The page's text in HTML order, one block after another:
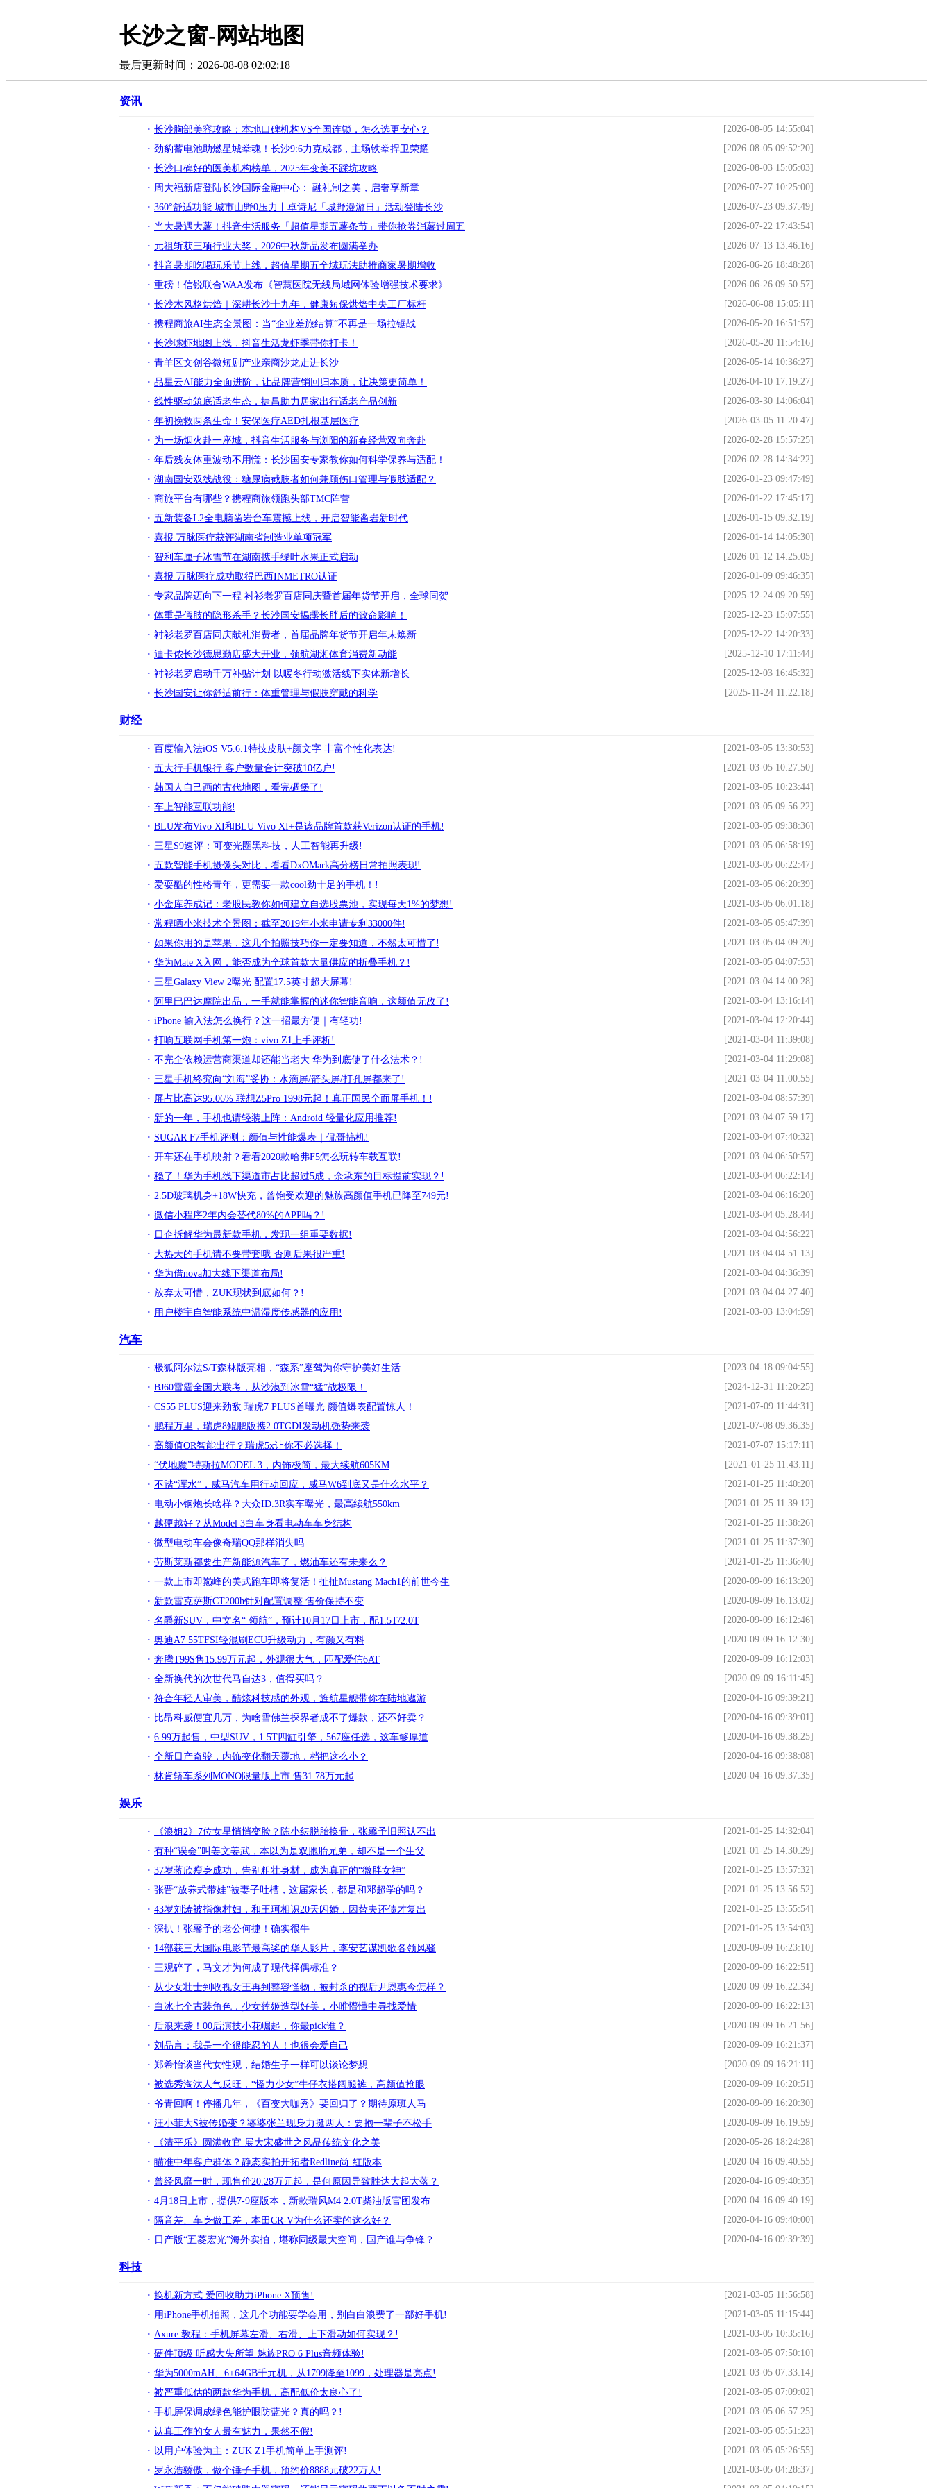
长沙之窗-网站地图
最后更新时间：2026-08-08 02:02:18
资讯
长沙胸部美容攻略：本地口碑机构VS全国连锁，怎么选更安心？
[2026-08-05 14:55:04]
劲豹蓄电池助燃星城拳魂！长沙9:6力克成都，主场铁拳捍卫荣耀
[2026-08-05 09:52:20]
长沙口碑好的医美机构榜单，2025年变美不踩坑攻略
[2026-08-03 15:05:03]
周大福新店登陆长沙国际金融中心： 融礼制之美，启奢享新章
[2026-07-27 10:25:00]
360°舒适功能 城市山野0压力丨卓诗尼「城野漫游日」活动登陆长沙
[2026-07-23 09:37:49]
当大暑遇大薯！抖音生活服务「超值星期五薯条节」带你抢券消薯过周五
[2026-07-22 17:43:54]
元祖斩获三项行业大奖，2026中秋新品发布圆满举办
[2026-07-13 13:46:16]
抖音暑期吃喝玩乐节上线，超值星期五全域玩法助推商家暑期增收
[2026-06-26 18:48:28]
重磅！信锐联合WAA发布《智慧医院无线局域网体验增强技术要求》
[2026-06-26 09:50:57]
长沙木风格烘焙｜深耕长沙十九年，健康短保烘焙中央工厂标杆
[2026-06-08 15:05:11]
携程商旅AI生态全景图：当“企业差旅结算”不再是一场拉锯战
[2026-05-20 16:51:57]
长沙嗦虾地图上线，抖音生活龙虾季带你打卡！
[2026-05-20 11:54:16]
青羊区文创谷微短剧产业亲商沙龙走进长沙
[2026-05-14 10:36:27]
品星云AI能力全面进阶，让品牌营销回归本质，让决策更简单！
[2026-04-10 17:19:27]
线性驱动筑底适老生态，捷昌助力居家出行适老产品创新
[2026-03-30 14:06:04]
年初挽救两条生命！安保医疗AED扎根基层医疗
[2026-03-05 11:20:47]
为一场烟火赴一座城，抖音生活服务与浏阳的新春经营双向奔赴
[2026-02-28 15:57:25]
年后残友体重波动不用慌：长沙国安专家教你如何科学保养与适配！
[2026-02-28 14:34:22]
湖南国安双线战役：糖尿病截肢者如何兼顾伤口管理与假肢适配？
[2026-01-23 09:47:49]
商旅平台有哪些？携程商旅领跑头部TMC阵营
[2026-01-22 17:45:17]
五新装备L2全电脑凿岩台车震撼上线，开启智能凿岩新时代
[2026-01-15 09:32:19]
喜报 万脉医疗获评湖南省制造业单项冠军
[2026-01-14 14:05:30]
智利车厘子冰雪节在湖南携手绿叶水果正式启动
[2026-01-12 14:25:05]
喜报 万脉医疗成功取得巴西INMETRO认证
[2026-01-09 09:46:35]
专家品牌迈向下一程 衬衫老罗百店同庆暨首届年货节开启，全球同贺
[2025-12-24 09:20:59]
体重是假肢的隐形杀手？长沙国安揭露长胖后的致命影响！
[2025-12-23 15:07:55]
衬衫老罗百店同庆献礼消费者，首届品牌年货节开启年末焕新
[2025-12-22 14:20:33]
迪卡侬长沙德思勤店盛大开业，领航湖湘体育消费新动能
[2025-12-10 17:11:44]
衬衫老罗启动千万补贴计划 以暖冬行动激活线下实体新增长
[2025-12-03 16:45:32]
长沙国安让你舒适前行：体重管理与假肢穿戴的科学
[2025-11-24 11:22:18]
财经
百度输入法iOS V5.6.1特技皮肤+颜文字 丰富个性化表达!
[2021-03-05 13:30:53]
五大行手机银行 客户数量合计突破10亿户!
[2021-03-05 10:27:50]
韩国人自己画的古代地图，看完碉堡了!
[2021-03-05 10:23:44]
车上智能互联功能!
[2021-03-05 09:56:22]
BLU发布Vivo XI和BLU Vivo XI+是该品牌首款获Verizon认证的手机!
[2021-03-05 09:38:36]
三星S9速评：可变光圈黑科技，人工智能再升级!
[2021-03-05 06:58:19]
五款智能手机摄像头对比，看看DxOMark高分榜日常拍照表现!
[2021-03-05 06:22:47]
爱耍酷的性格青年，更需要一款cool劲十足的手机！!
[2021-03-05 06:20:39]
小金库养成记：老股民教你如何建立自选股票池，实现每天1%的梦想!
[2021-03-05 06:01:18]
常程晒小米技术全景图：截至2019年小米申请专利33000件!
[2021-03-05 05:47:39]
如果你用的是苹果，这几个拍照技巧你一定要知道，不然太可惜了!
[2021-03-05 04:09:20]
华为Mate X入网，能否成为全球首款大量供应的折叠手机？!
[2021-03-05 04:07:53]
三星Galaxy View 2曝光 配置17.5英寸超大屏幕!
[2021-03-04 14:00:28]
阿里巴巴达摩院出品，一手就能掌握的迷你智能音响，这颜值无敌了!
[2021-03-04 13:16:14]
iPhone 输入法怎么换行？这一招最方便｜有轻功!
[2021-03-04 12:20:44]
打响互联网手机第一炮：vivo Z1上手评析!
[2021-03-04 11:39:08]
不完全依赖运营商渠道却还能当老大 华为到底使了什么法术？!
[2021-03-04 11:29:08]
三星手机终究向“刘海”妥协：水滴屏/箭头屏/打孔屏都来了!
[2021-03-04 11:00:55]
屏占比高达95.06% 联想Z5Pro 1998元起！真正国民全面屏手机！!
[2021-03-04 08:57:39]
新的一年，手机也请轻装上阵：Android 轻量化应用推荐!
[2021-03-04 07:59:17]
SUGAR F7手机评测：颜值与性能爆表｜侃哥搞机!
[2021-03-04 07:40:32]
开车还在手机映射？看看2020款哈弗F5怎么玩转车载互联!
[2021-03-04 06:50:57]
稳了！华为手机线下渠道市占比超过5成，余承东的目标提前实现？!
[2021-03-04 06:22:14]
2.5D玻璃机身+18W快充，曾饱受欢迎的魅族高颜值手机已降至749元!
[2021-03-04 06:16:20]
微信小程序2年内会替代80%的APP吗？!
[2021-03-04 05:28:44]
日企拆解华为最新款手机，发现一组重要数据!
[2021-03-04 04:56:22]
大热天的手机请不要带套哦 否则后果很严重!
[2021-03-04 04:51:13]
华为借nova加大线下渠道布局!
[2021-03-04 04:36:39]
放弃太可惜，ZUK现状到底如何？!
[2021-03-04 04:27:40]
用户楼宇自智能系统中温湿度传感器的应用!
[2021-03-03 13:04:59]
汽车
极狐阿尔法S/T森林版亮相，“森系”座驾为你守护美好生活
[2023-04-18 09:04:55]
BJ60雷霆全国大联考，从沙漠到冰雪“猛”战极限！
[2024-12-31 11:20:25]
CS55 PLUS迎来劲敌 瑞虎7 PLUS首曝光 颜值爆表配置惊人！
[2021-07-09 11:44:31]
鹏程万里，瑞虎8鲲鹏版携2.0TGDI发动机强势来袭
[2021-07-08 09:36:35]
高颜值OR智能出行？瑞虎5x让你不必选择！
[2021-07-07 15:17:11]
“伏地魔”特斯拉MODEL 3，内饰极简，最大续航605KM
[2021-01-25 11:43:11]
不踏“浑水”，威马汽车用行动回应，威马W6到底又是什么水平？
[2021-01-25 11:40:20]
电动小钢炮长啥样？大众ID.3R实车曝光，最高续航550km
[2021-01-25 11:39:12]
越硬越好？从Model 3白车身看电动车车身结构
[2021-01-25 11:38:26]
微型电动车会像奇瑞QQ那样消失吗
[2021-01-25 11:37:30]
劳斯莱斯都要生产新能源汽车了，燃油车还有未来么？
[2021-01-25 11:36:40]
一款上市即巅峰的美式跑车即将复活！扯扯Mustang Mach1的前世今生
[2020-09-09 16:13:20]
新款雷克萨斯CT200h针对配置调整 售价保持不变
[2020-09-09 16:13:02]
名爵新SUV，中文名“ 领航”，预计10月17日上市，配1.5T/2.0T
[2020-09-09 16:12:46]
奥迪A7 55TFSI轻混刷ECU升级动力，有颜又有料
[2020-09-09 16:12:30]
奔腾T99S售15.99万元起，外观很大气，匹配爱信6AT
[2020-09-09 16:12:03]
全新换代的次世代马自达3，值得买吗？
[2020-09-09 16:11:45]
符合年轻人审美，酷炫科技感的外观，旌航星舰带你在陆地遨游
[2020-04-16 09:39:21]
比昂科威便宜几万，为啥雪佛兰探界者成不了爆款，还不好卖？
[2020-04-16 09:39:01]
6.99万起售，中型SUV，1.5T四缸引擎，567座任选，这车够厚道
[2020-04-16 09:38:25]
全新日产奇骏，内饰变化翻天覆地，档把这么小？
[2020-04-16 09:38:08]
林肯轿车系列MONO限量版上市 售31.78万元起
[2020-04-16 09:37:35]
娱乐
《浪姐2》7位女星悄悄变脸？陈小纭脱胎换骨，张馨予旧照认不出
[2021-01-25 14:32:04]
有种“误会”叫姜文姜武，本以为是双胞胎兄弟，却不是一个生父
[2021-01-25 14:30:29]
37岁蒋欣瘦身成功，告别粗壮身材，成为真正的“微胖女神”
[2021-01-25 13:57:32]
张晋“放养式带娃”被妻子吐槽，这届家长，都是和邓超学的吗？
[2021-01-25 13:56:52]
43岁刘涛被指像村妇，和王珂相识20天闪婚，因替夫还债才复出
[2021-01-25 13:55:54]
深扒！张馨予的老公何捷！确实很牛
[2021-01-25 13:54:03]
14部获三大国际电影节最高奖的华人影片，李安艺谋凯歌各领风骚
[2020-09-09 16:23:10]
三观碎了，马文才为何成了现代择偶标准？
[2020-09-09 16:22:51]
从少女壮士到收视女王再到整容怪物，被封杀的视后尹恩惠今怎样？
[2020-09-09 16:22:34]
白冰七个古装角色，少女莲姬造型好美，小唯懵懂中寻找爱情
[2020-09-09 16:22:13]
后浪来袭！00后演技小花崛起，你最pick谁？
[2020-09-09 16:21:56]
刘品言：我是一个很能忍的人！也很会爱自己
[2020-09-09 16:21:37]
郑希怡谈当代女性观，结婚生子一样可以谈论梦想
[2020-09-09 16:21:11]
被选秀淘汰人气反旺，“怪力少女”牛仔衣搭阔腿裤，高颜值抢眼
[2020-09-09 16:20:51]
爷青回啊！停播几年，《百变大咖秀》要回归了？期待原班人马
[2020-09-09 16:20:30]
汪小菲大S被传婚变？婆婆张兰现身力挺两人：要抱一辈子不松手
[2020-09-09 16:19:59]
《清平乐》圆满收官 展大宋盛世之风品传统文化之美
[2020-05-26 18:24:28]
瞄准中年客户群体？静态实拍开拓者Redline尚·红版本
[2020-04-16 09:40:55]
曾经风靡一时，现售价20.28万元起，是何原因导致胜达大起大落？
[2020-04-16 09:40:35]
4月18日上市，提供7-9座版本，新款瑞风M4 2.0T柴油版官图发布
[2020-04-16 09:40:19]
隔音差、车身做工差，本田CR-V为什么还卖的这么好？
[2020-04-16 09:40:00]
日产版“五菱宏光”海外实拍，堪称同级最大空间，国产谁与争锋？
[2020-04-16 09:39:39]
科技
换机新方式 爱回收助力iPhone X预售!
[2021-03-05 11:56:58]
用iPhone手机拍照，这几个功能要学会用，别白白浪费了一部好手机!
[2021-03-05 11:15:44]
Axure 教程：手机屏幕左滑、右滑、上下滑动如何实现？!
[2021-03-05 10:35:16]
硬件顶级 听感大失所望 魅族PRO 6 Plus音频体验!
[2021-03-05 07:50:10]
华为5000mAH、6+64GB千元机，从1799降至1099，处理器是亮点!
[2021-03-05 07:33:14]
被严重低估的两款华为手机，高配低价太良心了!
[2021-03-05 07:09:02]
手机屏保调成绿色能护眼防蓝光？真的吗？!
[2021-03-05 06:57:25]
认真工作的女人最有魅力，果然不假!
[2021-03-05 05:51:23]
以用户体验为主：ZUK Z1手机简单上手测评!
[2021-03-05 05:26:55]
罗永浩骄傲，做个锤子手机，预约价8888元破22万人!
[2021-03-05 04:28:37]